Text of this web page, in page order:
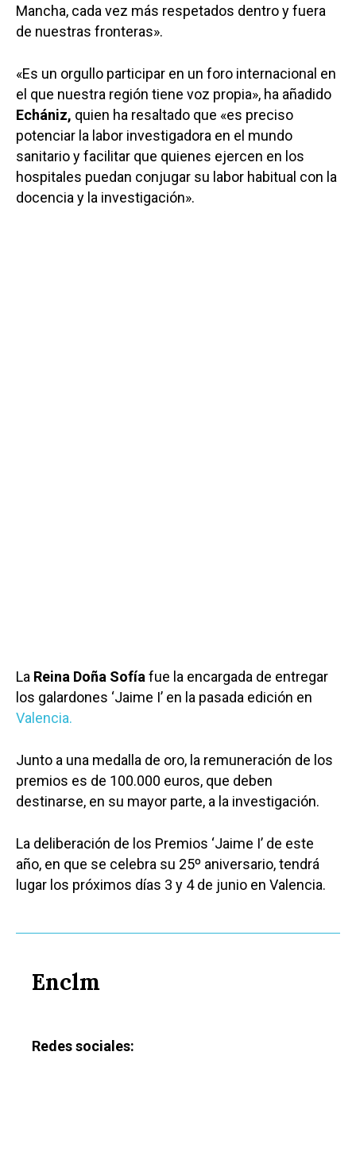
Mancha, cada vez más respetados dentro y fuera
de nuestras fronteras».
«Es un orgullo participar en un foro internacional en
el que nuestra región tiene voz propia», ha añadido
Echániz, quien ha resaltado que «es preciso
potenciar la labor investigadora en el mundo
sanitario y facilitar que quienes ejercen en los
hospitales puedan conjugar su labor habitual con la
docencia y la investigación».
La Reina Doña Sofía fue la encargada de entregar
los galardones ‘Jaime I’ en la pasada edición en
Valencia.
Junto a una medalla de oro, la remuneración de los
premios es de 100.000 euros, que deben
destinarse, en su mayor parte, a la investigación.
La deliberación de los Premios ‘Jaime I’ de este
año, en que se celebra su 25º aniversario, tendrá
lugar los próximos días 3 y 4 de junio en Valencia.
Enclm
Redes sociales: